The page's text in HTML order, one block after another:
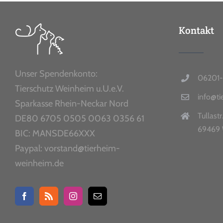
Unser Spendenkonto:
Tierschutz Weinheim u.U.e.V.
Sparkasse Rhein-Neckar Nord
DE80 6705 0505 0063 0356 61
BIC: MANSDE66XXX
Paypal: vorstand@tierheim-
weinheim.de
Kontakt
69469